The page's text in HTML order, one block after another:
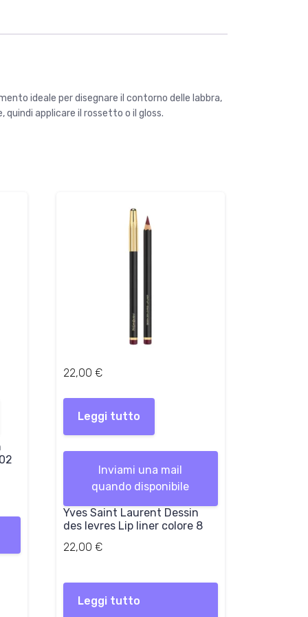
ideale per disegnare il contorno delle labbra,
quindi applicare il rossetto o il gloss.
22,00 €
Leggi tutto
Inviami una mail
quando disponibile
Yves Saint Laurent Dessin
des levres Lip liner colore 8
22,00 €
Leggi tutto